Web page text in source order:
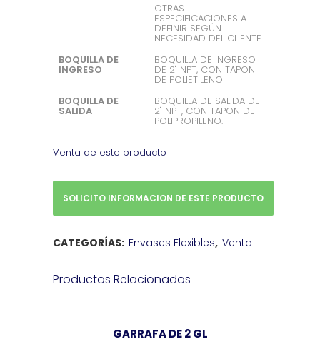
OTRAS
ESPECIFICACIONES A
DEFINIR SEGÚN
NECESIDAD DEL CLIENTE
BOQUILLA DE
INGRESO
BOQUILLA DE INGRESO
DE 2" NPT, CON TAPON
DE POLIETILENO
BOQUILLA DE
SALIDA
BOQUILLA DE SALIDA DE
2" NPT, CON TAPON DE
POLIPROPILENO.
Venta de este producto
SOLICITO INFORMACION DE ESTE PRODUCTO
CATEGORÍAS: Envases Flexibles, Venta
Productos Relacionados
GARRAFA DE 2 GL